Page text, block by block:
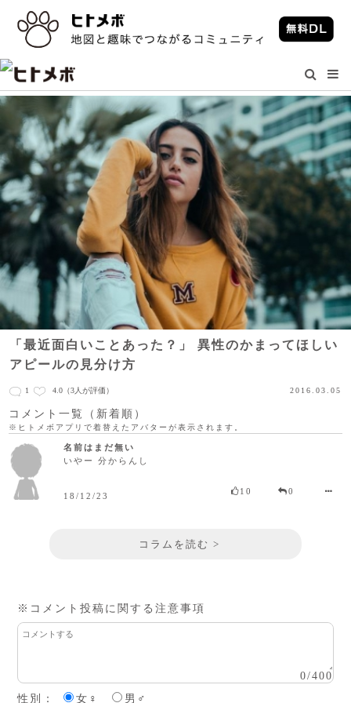
「最近面白いことあった？」 異性のかまってほしい
アピールの見分け方
1 4.0 （3人が評価） 2016.03.05
コメント一覧（新着順）
※ヒトメボアプリで着替えたアバターが表示されます。
名前はまだ無い
いやー 分からんし
18/12/23 10 0
コラムを読む >
※コメント投稿に関する注意事項
0/400
性別：
女♀ 男♂